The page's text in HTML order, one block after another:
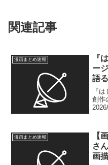
関連記事
漫画まとめ速報
『
ー
語る
『
創作
歩
漫画まとめ速報
【
さ
画